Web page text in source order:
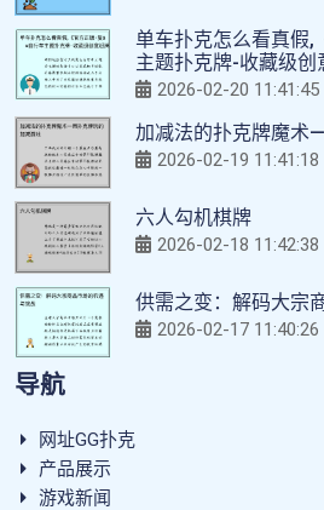
单车扑克怎么看真假,
主题扑克牌-收藏级创
2026-02-20 11:41:45
加减法的扑克牌魔术
2026-02-19 11:41:18
六人勾机棋牌
2026-02-18 11:42:38
供需之变：解码大宗
2026-02-17 11:40:26
导航
网址GG扑克
产品展示
游戏新闻